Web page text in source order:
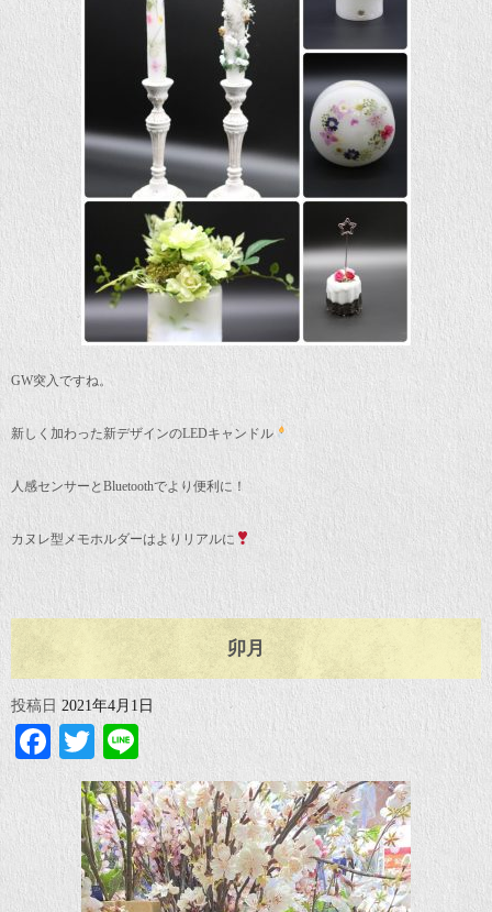
GW突入ですね。
新しく加わった新デザインのLEDキャンドル
人感センサーとBluetoothでより便利に！
カヌレ型メモホルダーはよりリアルに
卯月
投稿日 2021年4月1日
Facebook
Twitter
Line